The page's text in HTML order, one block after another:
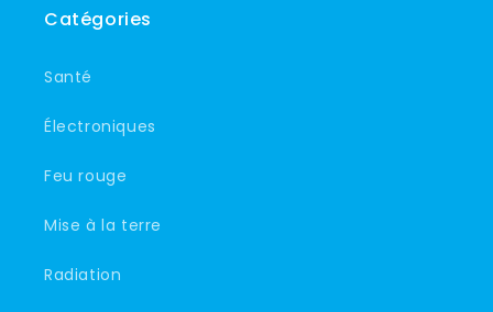
Catégories
Santé
Électroniques
Feu rouge
Mise à la terre
Radiation